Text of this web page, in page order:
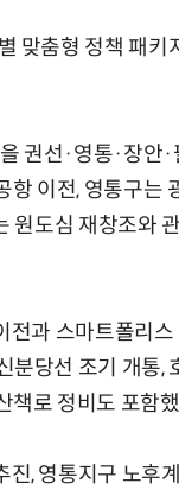
맞춤형 정책 패키
권선·영통·장안·
이전, 영통구는
원도심 재창조와
과 스마트폴리
당선 조기 개통,
책로 정비도 포함
, 영통지구 노후